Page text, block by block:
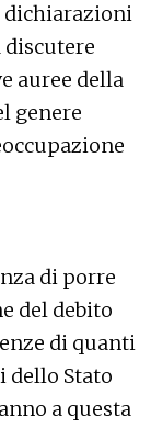
dichiarazioni
discutere
auree della
genere
di porre
del debito
di quanti
dello Stato
a questa